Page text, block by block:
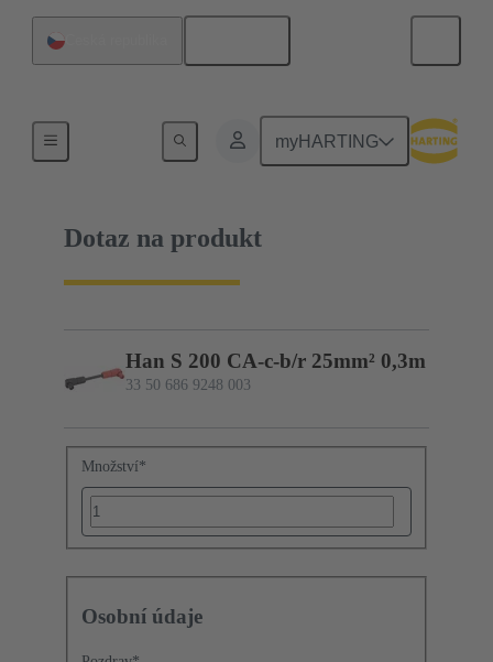
myHARTING
33 50 686 9248 003
Dotaz na produkt
Han S 200 CA-c-b/r 25mm² 0,3m
33 50 686 9248 003
Množství*
Osobní údaje